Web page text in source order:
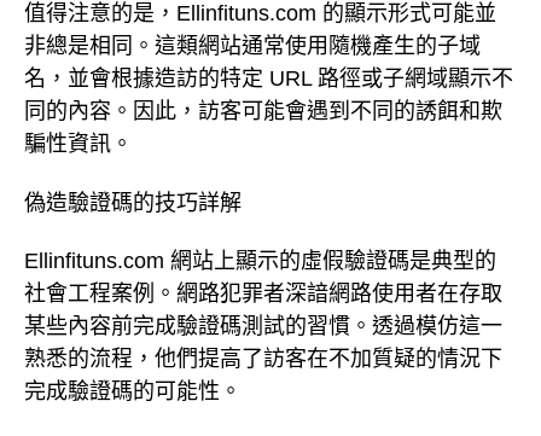
值得注意的是，Ellinfituns.com 的顯示形式可能並
非總是相同。這類網站通常使用隨機產生的子域
名，並會根據造訪的特定 URL 路徑或子網域顯示不
同的內容。因此，訪客可能會遇到不同的誘餌和欺
騙性資訊。
偽造驗證碼的技巧詳解
Ellinfituns.com 網站上顯示的虛假驗證碼是典型的
社會工程案例。網路犯罪者深諳網路使用者在存取
某些內容前完成驗證碼測試的習慣。透過模仿這一
熟悉的流程，他們提高了訪客在不加質疑的情況下
完成驗證碼的可能性。